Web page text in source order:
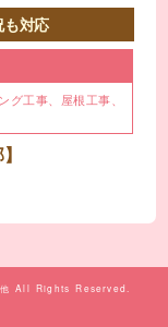
対応
グ工事、 屋根工事、
All Rights Reserved.